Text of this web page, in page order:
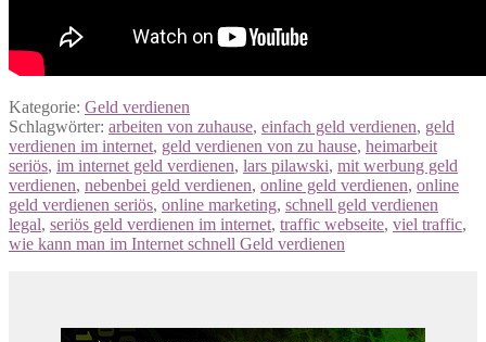
Kategorie: Geld verdienen
Schlagwörter: arbeiten von zuhause, einfach geld verdienen, geld
verdienen im internet, geld verdienen von zu hause, heimarbeit
seriös, im internet geld verdienen, lars pilawski, mit werbung geld
verdienen, nebenbei geld verdienen, online geld verdienen, online
geld verdienen seriös, online marketing, schnell geld verdienen
legal, seriös geld verdienen im internet, traffic webseite, viel traffic,
wie kann man im Internet schnell Geld verdienen